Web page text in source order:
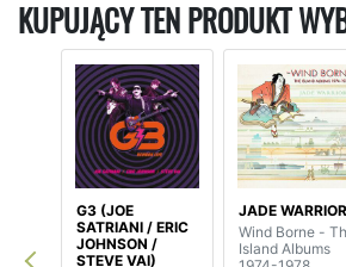
KUPUJĄCY TEN PRODUKT
G3 (JOE
SATRIANI / ERIC
JOHNSON /
STEVE VAI)
JADE WARRIOR
Wind Borne -
Island Albums